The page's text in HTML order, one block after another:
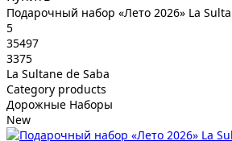
Подарочный набор «Лето 2026» La
5
35497
3375
La Sultane de Saba
Category products
Дорожные Наборы
New